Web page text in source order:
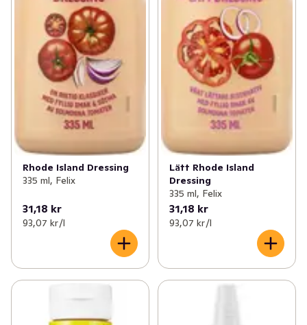
Rhode Island Dressing
335 ml, Felix
31,18 kr
93,07 kr /l
Lätt Rhode Island
Dressing
335 ml, Felix
31,18 kr
93,07 kr /l